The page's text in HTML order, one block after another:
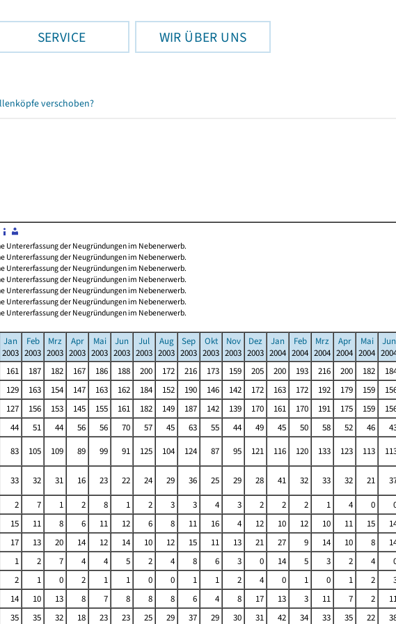
SERVICE WIR ÜBER UNS
verschoben?
Untererfassung der Neugründungen im Nebenerwerb.
Untererfassung der Neugründungen im Nebenerwerb.
Untererfassung der Neugründungen im Nebenerwerb.
Untererfassung der Neugründungen im Nebenerwerb.
Untererfassung der Neugründungen im Nebenerwerb.
Untererfassung der Neugründungen im Nebenerwerb.
Untererfassung der Neugründungen im Nebenerwerb.
Jan
2003
Feb
2003
Mrz
2003
Apr
2003
Mai
2003
Jun
2003
Jul
2003
Aug
2003
Sep
2003
Okt
2003
Nov
2003
Dez
2003
Jan
2004
Feb
2004
Mrz
2004
Apr
2004
Mai
2004
Jun
161 187 182 167 186 188 200 172 216 173 159 205 200 193 216 200 182
129 163 154 147 163 162 184 152 190 146 142 172 163 172 192 179 159
127 156 153 145 155 161 182 149 187 142 139 170 161 170 191 175 159
44 51 44 56 56 70 57 45 63 55 44 49 45 50 58 52 46
83 105 109 89 99 91 125 104 124 87 95 121 116 120 133 123 113
33 32 31 16 23 22 24 29 36 25 29 28 41 32 33 32 21
2 7 1 2 8 1 2 3 3 4 3 2 2 2 1 4 0
15 11 8 6 11 12 6 8 11 16 4 12 10 12 10 11 15
17 13 20 14 12 14 10 12 15 11 13 21 27 9 14 10 8
1 2 7 4 4 5 2 4 8 6 3 0 14 5 3 2 4
2 1 0 2 1 1 0 0 1 1 2 4 0 1 0 1 2
14 10 13 8 7 8 8 8 6 4 8 17 13 3 11 7 2
35 35 32 18 23 23 25 29 37 29 30 31 42 34 33 35 22